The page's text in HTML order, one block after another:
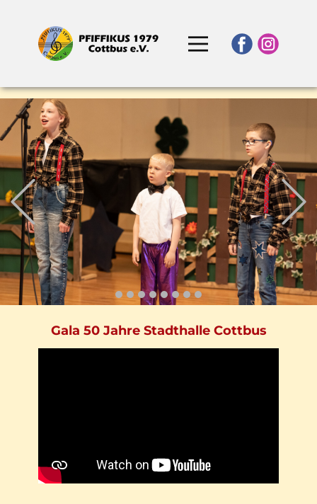
Previous
Gala 50 Jahre Stadthalle Cottbus